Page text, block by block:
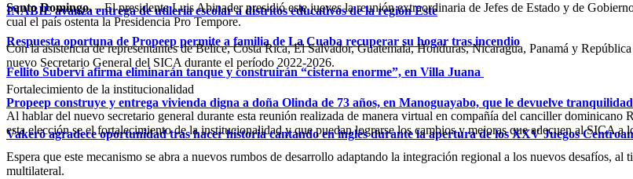
INABIE avanza entrega de utilería escolar a distritos educativos de la región Este
Respuesta oportuna de Propeep permite a familia de La Cuaba recuperar su hogar tras incendio
Fellito Suberví afirma eliminarán tanque y construirán “cisterna enorme”, en Villa Juana
Propeep construye y entrega vivienda digna a doña Olinda de 73 años, en Manoguayabo, que le devuelve
Vakeró agradece oportunidad tras hacer historia cantando en inglés durante la apertura de los XXV Juegos
Santo Domingo. – El presidente Luis Abinader presidió este jueves la reunión extraordinaria de Jefes de Estado y de
cual el país ostenta la Presidencia Pro Tempore.
Con la asistencia de representantes de Belice, Costa Rica, El Salvador, Guatemala, Honduras, Nicaragua, Panamá y
nuevo Secretario General del SICA durante el período 2022‐2026.
Fortalecimiento de la institucionalidad
Al hablar del nuevo secretario general durante esta reunión realizada de manera virtual en compañía del canciller
esta elección se el fortalecimiento de la institucionalidad y que puedan lograrse los cambios y mejoras que adecuen al SICA a
Espera que este mecanismo se abra a nuevos rumbos de desarrollo adaptando la integración regional a los nuevos desafíos,
multilateral.